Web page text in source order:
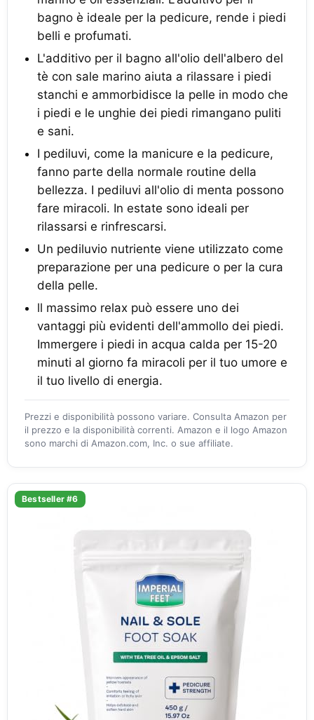
bagno è ideale per la pedicure, rende i piedi
belli e profumati.
L'additivo per il bagno all'olio dell'albero del
tè con sale marino aiuta a rilassare i piedi
stanchi e ammorbidisce la pelle in modo che
i piedi e le unghie dei piedi rimangano puliti
e sani.
I pediluvi, come la manicure e la pedicure,
fanno parte della normale routine della
bellezza. I pediluvi all'olio di menta possono
fare miracoli. In estate sono ideali per
rilassarsi e rinfrescarsi.
Un pediluvio nutriente viene utilizzato come
preparazione per una pedicure o per la cura
della pelle.
ll massimo relax può essere uno dei
vantaggi più evidenti dell'ammollo dei piedi.
Immergere i piedi in acqua calda per 15-20
minuti al giorno fa miracoli per il tuo umore e
il tuo livello di energia.
Prezzi e disponibilità possono variare. Consulta Amazon per
il prezzo e la disponibilità correnti. Amazon e il logo Amazon
sono marchi di Amazon.com, Inc. o sue affiliate.
Bestseller #6